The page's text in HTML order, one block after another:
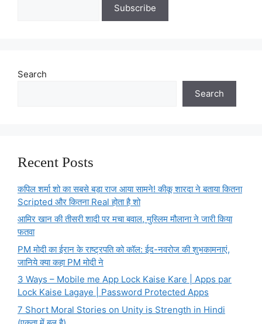
Search
Search
Recent Posts
कपिल शर्मा शो का सबसे बड़ा राज आया सामने! कीकू शारदा ने बताया कितना
Scripted और कितना Real होता है शो
आमिर खान की तीसरी शादी पर मचा बवाल, मुस्लिम मौलाना ने जारी किया
फतवा
PM मोदी का ईरान के राष्ट्रपति को कॉल: ईद-नवरोज की शुभकामनाएं,
जानिये क्या कहा PM मोदी ने
3 Ways – Mobile me App Lock Kaise Kare | Apps par
Lock Kaise Lagaye | Password Protected Apps
7 Short Moral Stories on Unity is Strength in Hindi